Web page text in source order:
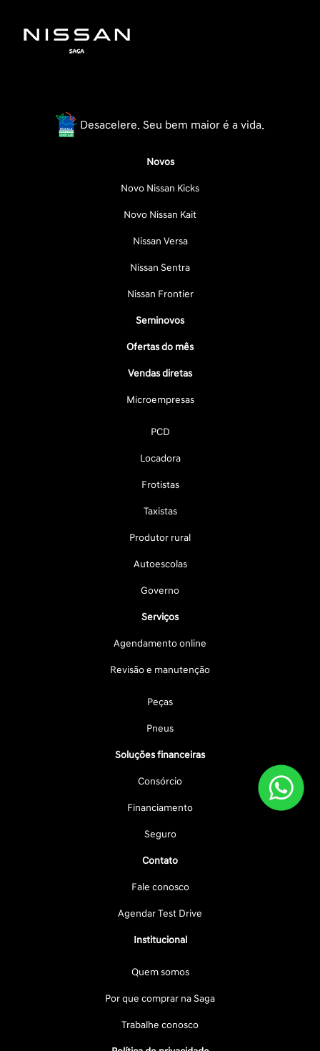
Desacelere. Seu bem maior é a vida.
Novos
Novo Nissan Kicks
Novo Nissan Kait
Nissan Versa
Nissan Sentra
Nissan Frontier
Seminovos
Ofertas do mês
Vendas diretas
Microempresas
PCD
Locadora
Frotistas
Taxistas
Produtor rural
Autoescolas
Governo
Serviços
Agendamento online
Revisão e manutenção
Peças
Pneus
Soluções financeiras
Consórcio
Financiamento
Seguro
Contato
Fale conosco
Agendar Test Drive
Institucional
Quem somos
Por que comprar na Saga
Trabalhe conosco